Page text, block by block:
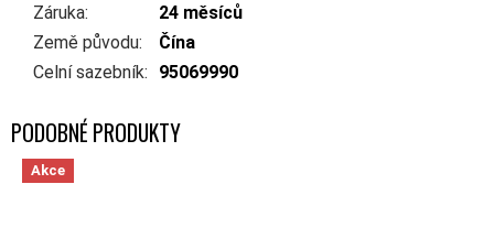
Záruka:
24 měsíců
Země původu:
Čína
Celní sazebník: 95069990
Akce